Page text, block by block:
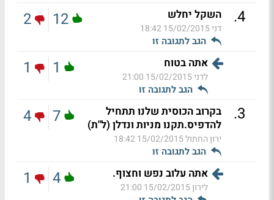
4
. השקל יחלש
דני15/02/2015 18:42
הגב לתגובה זו
12
2
אתה בטוח
לדני15/02/2015 21:00
הגב לתגובה זו
1
1
3
.
בקרוב הכוסית שלנו תתחיל
להדפיס.תקנו מניות ונדלן (ל"ת)
ירון החתול15/02/2015 18:42
הגב לתגובה זו
7
4
אתה עלוב נפש וחצוף.
לירון15/02/2015 21:00
4
1